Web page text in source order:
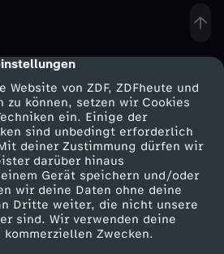
von ZDF, ZDFheute und
zu können, setzen wir Cookies
ein. Einige der
sind unbedingt erforderlich
deiner Zustimmung dürfen wir
darüber hinaus
Gerät speichern und/oder
wir deine Daten ohne deine
Dritte weiter, die nicht unsere
sind. Wir verwenden deine
Zwecken.
Service
ZDFmitreden
Kontakt zum ZDF
Tickets